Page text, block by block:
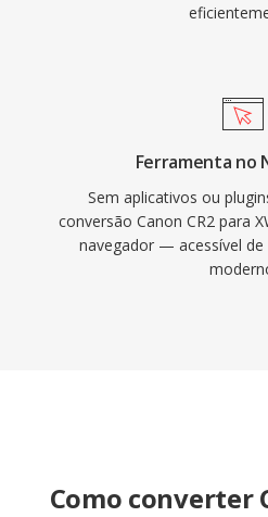
Ferramenta no
Sem aplicativos ou
conversão Canon CR2 para
navegador — acessível de
Como converter